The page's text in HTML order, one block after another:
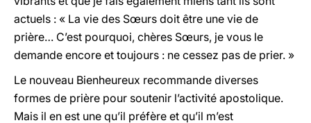
actuels : « La vie des Sœurs doit être une vie de
prière… C’est pourquoi, chères Sœurs, je vous le
demande encore et toujours : ne cessez pas de prier. »
Le nouveau Bienheureux recommande diverses
formes de prière pour soutenir l’activité apostolique.
Mais il en est une qu’il préfère et qu’il m’est